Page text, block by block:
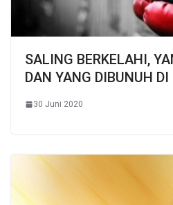
SALING BERKELAHI,
DAN YANG DIBUNUH DI
30 Juni 2020